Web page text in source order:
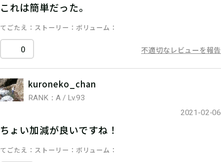
これは簡単だった。
てごたえ ストーリー ボリューム
0 不適切なレビューを報告
kuroneko_chan
RANK：A / Lv.93
2021-02-06
ちょい加減が良いですね！
てごたえ ストーリー ボリューム